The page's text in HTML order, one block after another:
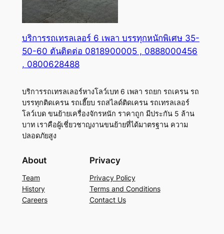
บริการรถเทรลเลอร์ 6 เพลา บรรทุกหนักพิเศษ 35-
50-60 ตันติดต่อ 0818900005 , 0888000456
, 0800628488
บริการรถเทรลเลอร์หางโลว์เบท 6 เพลา รถยก รถเครน รถ
บรรทุกติดเครน รถเฮี๊ยบ รถสไลด์ติดเครน รถเทรลเลอร์
โลว์เบด ขนย้ายเครื่องจักรหนัก ราคาถูก มีประกัน 5 ล้าน
บาท เราคือผู้เชี่ยวชาญงานขนย้ายที่ได้มาตรฐาน ความ
ปลอดภัยสูง
About
Team
History
Careers
Privacy
Privacy Policy
Terms and Conditions
Contact Us